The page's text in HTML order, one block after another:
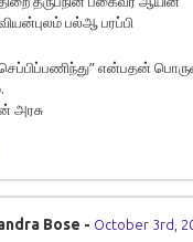
பல்ஆ பரப்பி
என்பதன்
அரசு
Bose - October 3rd,